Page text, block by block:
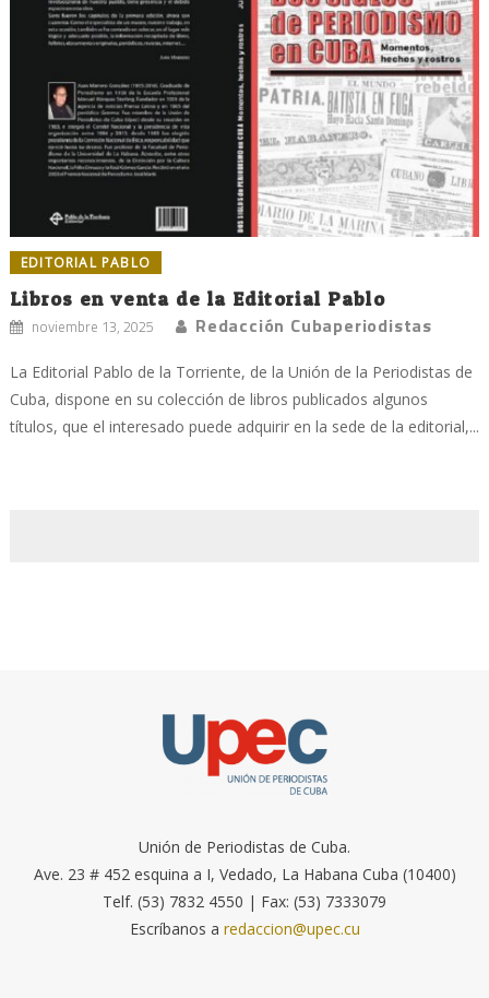
EDITORIAL PABLO
Libros en venta de la Editorial Pablo
noviembre 13, 2025 Redacción Cubaperiodistas
La Editorial Pablo de la Torriente, de la Unión de la Periodistas de
Cuba, dispone en su colección de libros publicados algunos
títulos, que el interesado puede adquirir en la sede de la editorial,...
Unión de Periodistas de Cuba.
Ave. 23 # 452 esquina a I, Vedado, La Habana Cuba (10400)
Telf. (53) 7832 4550 | Fax: (53) 7333079
Escríbanos a redaccion@upec.cu